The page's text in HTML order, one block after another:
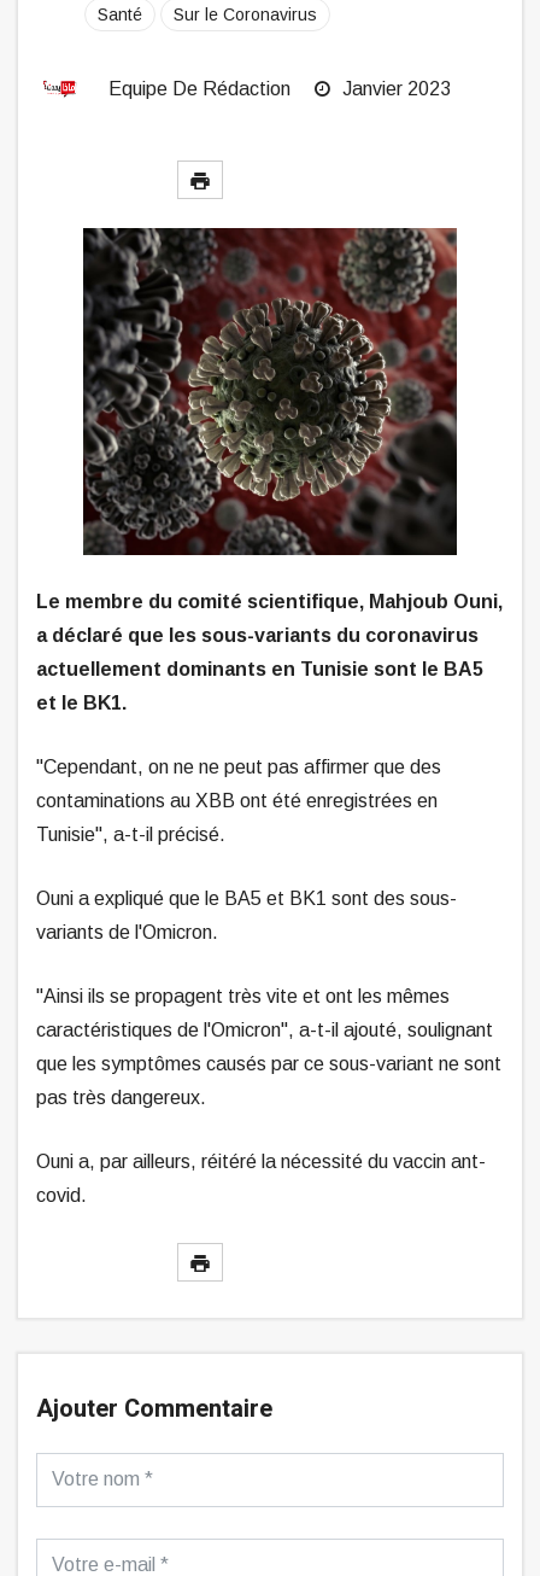
Santé Sur le Coronavirus
Equipe De Rédaction Janvier 2023
Le membre du comité scientifique, Mahjoub Ouni,
a déclaré que les sous-variants du coronavirus
actuellement dominants en Tunisie sont le BA5
et le BK1.
"Cependant, on ne ne peut pas affirmer que des
contaminations au XBB ont été enregistrées en
Tunisie", a-t-il précisé.
Ouni a expliqué que le BA5 et BK1 sont des sous-
variants de l'Omicron.
"Ainsi ils se propagent très vite et ont les mêmes
caractéristiques de l'Omicron", a-t-il ajouté, soulignant
que les symptômes causés par ce sous-variant ne sont
pas très dangereux.
Ouni a, par ailleurs, réitéré la nécessité du vaccin ant-
covid.
Ajouter Commentaire